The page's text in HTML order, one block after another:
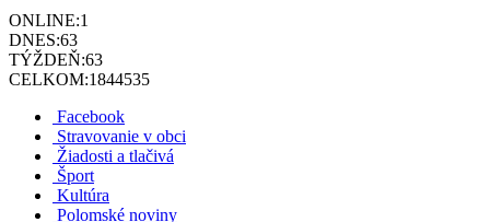
ONLINE:1
DNES:63
TÝŽDEŇ:63
CELKOM:1844535
Facebook
Stravovanie v obci
Žiadosti a tlačivá
Šport
Kultúra
Polomské noviny